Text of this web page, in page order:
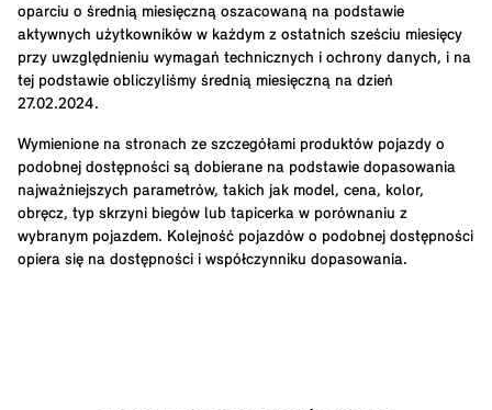
oparciu o średnią miesięczną oszacowaną na podstawie
aktywnych użytkowników w każdym z ostatnich sześciu miesięcy
przy uwzględnieniu wymagań technicznych i ochrony danych, i na
tej podstawie obliczyliśmy średnią miesięczną na dzień
27.02.2024.
Wymienione na stronach ze szczegółami produktów pojazdy o
podobnej dostępności są dobierane na podstawie dopasowania
najważniejszych parametrów, takich jak model, cena, kolor,
obręcz, typ skrzyni biegów lub tapicerka w porównaniu z
wybranym pojazdem. Kolejność pojazdów o podobnej dostępności
opiera się na dostępności i współczynniku dopasowania.